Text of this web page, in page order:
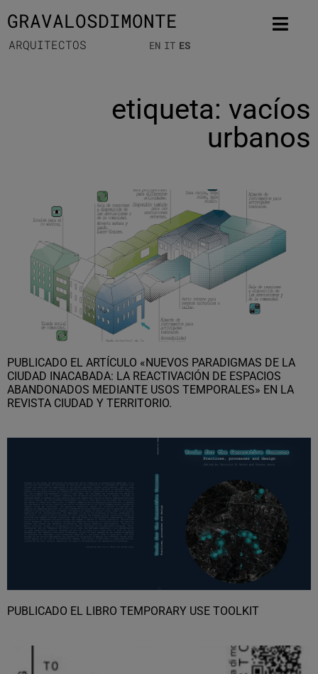
GRAVALOSDIMONTE
ARQUITECTOS EN IT ES
etiqueta: vacíos
urbanos
PUBLICADO EL ARTÍCULO «NUEVOS PARADIGMAS DE LA
CIUDAD INACABADA: LA REACTIVACIÓN DE ESPACIOS
ABANDONADOS MEDIANTE USOS TEMPORALES» EN LA
REVISTA CIUDAD Y TERRITORIO.
PUBLICADO EL LIBRO TEMPORARY USE TOOLKIT